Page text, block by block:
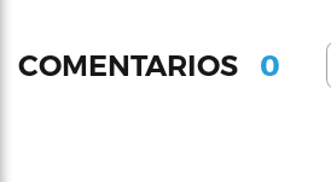
COMENTARIOS 0